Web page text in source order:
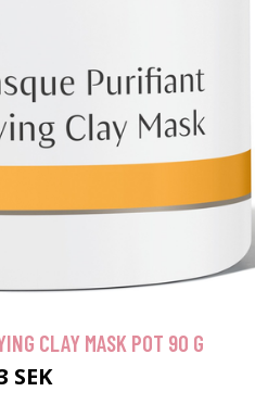
CLAY MASK POT 90 G
SEK